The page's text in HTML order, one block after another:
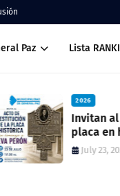
Paz Lista
2026
Invitan
placa en
exJuly 23,